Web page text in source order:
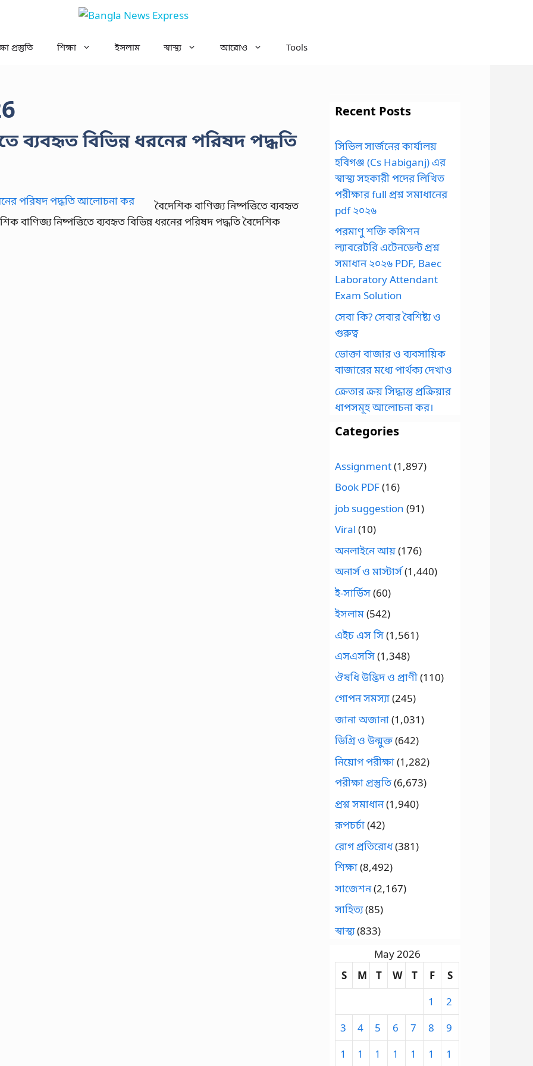
প্রস্তুতি শিক্ষা ইসলাম স্বাস্থ্য আরোও Tools
ব্যবহৃত বিভিন্ন ধরনের পরিষদ পদ্ধতি
বৈদেশিক বাণিজ্য নিষ্পত্তিতে ব্যবহৃত
বাণিজ্য নিষ্পত্তিতে ব্যবহৃত বিভিন্ন ধরনের পরিষদ পদ্ধতি বৈদেশিক
Recent Posts
সিভিল সার্জনের কার্যালয়
হবিগঞ্জ (Cs Habiganj) এর
স্বাস্থ্য সহকারী পদের লিখিত
পরীক্ষার full প্রশ্ন সমাধানের
pdf ২০২৬
পরমাণু শক্তি কমিশন
ল্যাবরেটরি এটেনডেন্ট প্রশ্ন
সমাধান ২০২৬ PDF, Baec
Laboratory Attendant
Exam Solution
সেবা কি? সেবার বৈশিষ্ট্য ও
গুরুত্ব
ভোক্তা বাজার ও ব্যবসায়িক
বাজারের মধ্যে পার্থক্য দেখাও
ক্রেতার ক্রয় সিদ্ধান্ত প্রক্রিয়ার
ধাপসমূহ আলোচনা কর।
Categories
Assignment(1,897)
Book PDF(16)
job suggestion (91)
Viral (10)
অনলাইনে আয়(176)
অনার্স ও মাস্টার্স(1,440)
ই-সার্ভিস(60)
ইসলাম(542)
এইচ এস সি(1,561)
এসএসসি(1,348)
ঔষধি উদ্ভিদ ও প্রাণী(110)
গোপন সমস্যা(245)
জানা অজানা(1,031)
ডিগ্রি ও উন্মুক্ত(642)
নিয়োগ পরীক্ষা(1,282)
পরীক্ষা প্রস্তুতি(6,673)
প্রশ্ন সমাধান(1,940)
রূপচর্চা(42)
রোগ প্রতিরোধ(381)
শিক্ষা(8,492)
সাজেশন(2,167)
সাহিত্য(85)
স্বাস্থ্য(833)
May 2026
S
M T W T F
S
1
2
3
4 5 6 7 8
9
1
1
1
1
1
1
1